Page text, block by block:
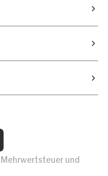
und